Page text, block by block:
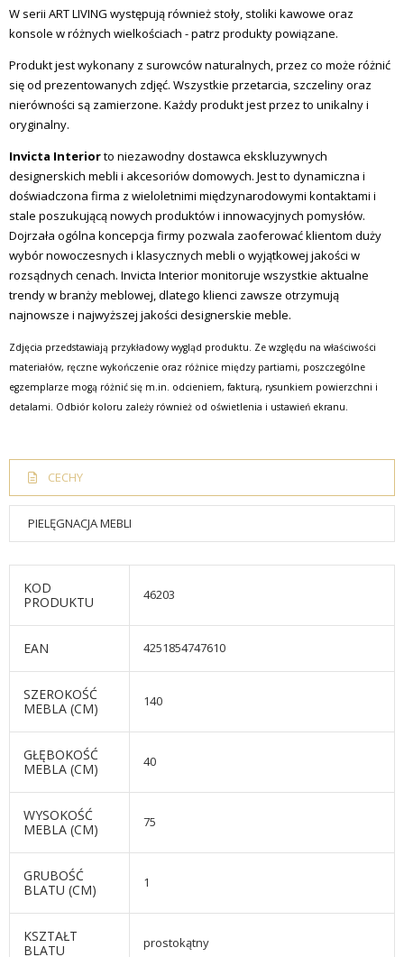
W serii ART LIVING występują również stoły, stoliki kawowe oraz
konsole w różnych wielkościach - patrz produkty powiązane.
Produkt jest wykonany z surowców naturalnych, przez co może różnić
się od prezentowanych zdjęć. Wszystkie przetarcia, szczeliny oraz
nierówności są zamierzone. Każdy produkt jest przez to unikalny i
oryginalny.
Invicta Interiorto niezawodny dostawca ekskluzywnych
designerskich mebli i akcesoriów domowych. Jest to dynamiczna i
doświadczona firma z wieloletnimi międzynarodowymi kontaktami i
stale poszukującą nowych produktów i innowacyjnych pomysłów.
Dojrzała ogólna koncepcja firmy pozwala zaoferować klientom duży
wybór nowoczesnych i klasycznych mebli o wyjątkowej jakości w
rozsądnych cenach. Invicta Interior monitoruje wszystkie aktualne
trendy w branży meblowej, dlatego klienci zawsze otrzymują
najnowsze i najwyższej jakości designerskie meble.
Zdjęcia przedstawiają przykładowy wygląd produktu. Ze względu na właściwości
materiałów, ręczne wykończenie oraz różnice między partiami, poszczególne
egzemplarze mogą różnić się m.in. odcieniem, fakturą, rysunkiem powierzchni i
detalami. Odbiór koloru zależy również od oświetlenia i ustawień ekranu.
CECHY
PIELĘGNACJA MEBLI
KOD
PRODUKTU
46203
EAN 4251854747610
SZEROKOŚĆ
MEBLA (CM)
140
GŁĘBOKOŚĆ
MEBLA (CM)
40
WYSOKOŚĆ
MEBLA (CM)
75
GRUBOŚĆ
BLATU (CM)
1
KSZTAŁT
BLATU
prostokątny